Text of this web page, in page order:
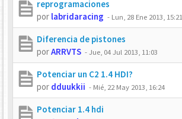
reprogramaciones
por labridaracing - Lun, 28 Ene 2013, 15:21
Diferencia de pistones
porARRVTS -Jue, 04 Jul 2013, 11:03
Potenciar un C2 1.4 HDI?
por dduukkii - Mié, 22 May 2013, 16:24
Potenciar 1.4 hdi